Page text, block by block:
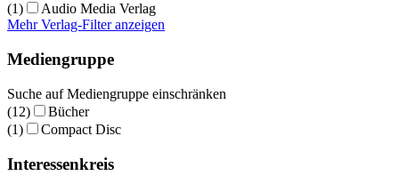
(1)
Audio Media Verlag
Mehr Verlag-Filter anzeigen
Mediengruppe
Suche auf Mediengruppe einschränken
(12)
Bücher
(1)
Compact Disc
Interessenkreis